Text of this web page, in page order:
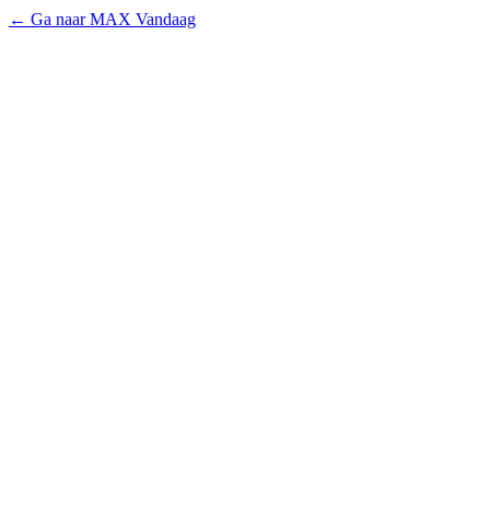
← Ga naar MAX Vandaag